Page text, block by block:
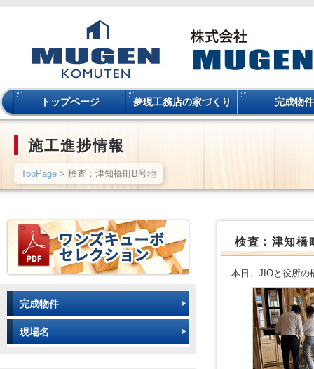
トップページ 夢現工務店の家づくり 完成物件
施工進捗情報
TopPage > 検査：津知橋町B号地
検査：津知橋
本日、JIOと役所の
完成物件
現場名